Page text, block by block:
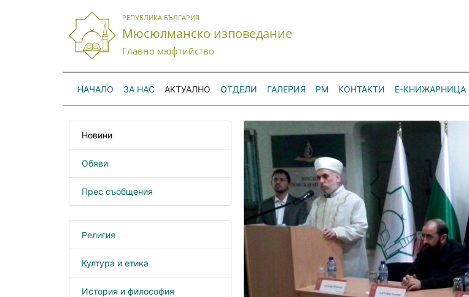
РЕПУБЛИКА БЪЛГАРИЯ
Мюсюлманско изповедание
Главно мюфтийство
НАЧАЛО ЗА НАС АКТУАЛНО ОТДЕЛИ ГАЛЕРИЯ РМ КОНТАКТИ Е-КНИЖАРНИЦА
Новини
Обяви
Прес съобщения
Религия
Култура и етика
История и философия